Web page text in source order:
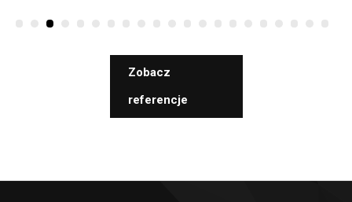
Zobacz
referencje